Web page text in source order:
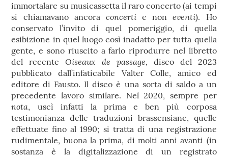
immortalare su musicassetta il raro concerto (ai tempi
si chiamavano ancora concertie noneventi). Ho
conservato l’invito di quel pomeriggio, di quella
esibizione in quel luogo così inadatto per tutta quella
gente, e sono riuscito a farlo riprodurre nel libretto
del recenteOiseaux de passage, disco del 2023
pubblicato dall’infaticabile Valter Colle, amico ed
editore di Fausto. Il disco è una sorta di saldo a un
precedente lavoro similare. Nel 2020, sempre per
nota, uscì infatti la prima e ben più corposa
testimonianza delle traduzioni brassensiane, quelle
effettuate fino al 1990; si tratta di una registrazione
rudimentale, buona la prima, di molti anni avanti (in
sostanza è la digitalizzazione di un registrato